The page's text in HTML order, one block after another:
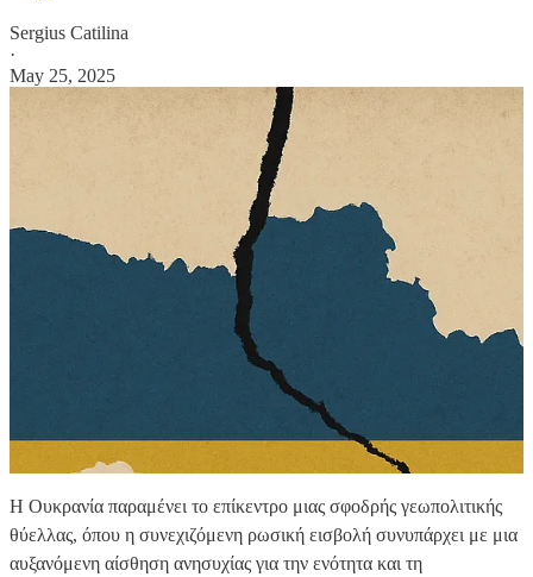
Sergius Catilina
·
May 25, 2025
Η Ουκρανία παραμένει το επίκεντρο μιας σφοδρής γεωπολιτικής
θύελλας, όπου η συνεχιζόμενη ρωσική εισβολή συνυπάρχει με μια
αυξανόμενη αίσθηση ανησυχίας για την ενότητα και τη